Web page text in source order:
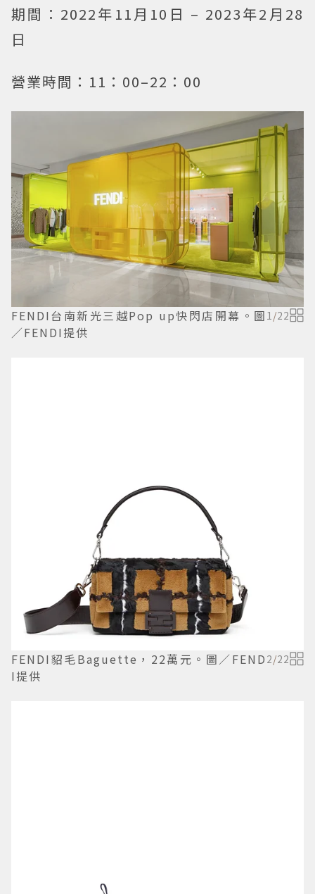
期間：2022年11月10日 – 2023年2月28
日
營業時間：11：00–22：00
FENDI台南新光三越Pop up快閃店開幕。圖
／FENDI提供
1 /22
FENDI貂毛Baguette，22萬元。圖／FEND
I提供
2/22